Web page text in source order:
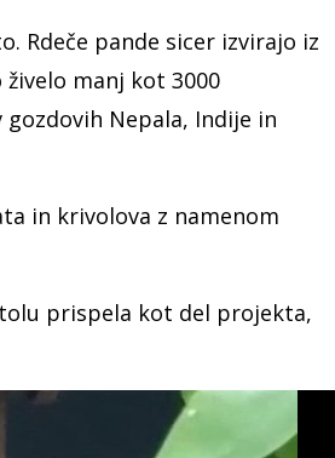
Rdeče pande sicer izvirajo iz
manj kot 3000
Nepala, Indije in
in krivolova z namenom
prispela kot del projekta,